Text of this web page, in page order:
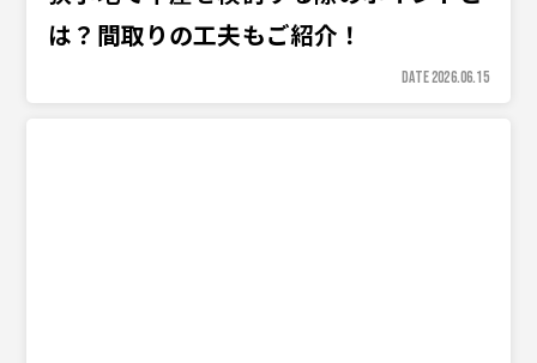
は？間取りの工夫もご紹介！
DATE 2026.06.15